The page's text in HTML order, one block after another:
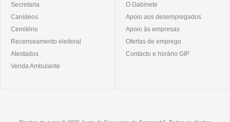
Secretaria
Canídeos
Cemitério
Recenseamento eleitoral
Atestados
Venda Ambulante
O Gabinete
Apoio aos desempregados
Apoio às empresas
Ofertas de emprego
Contacto e horário GIP